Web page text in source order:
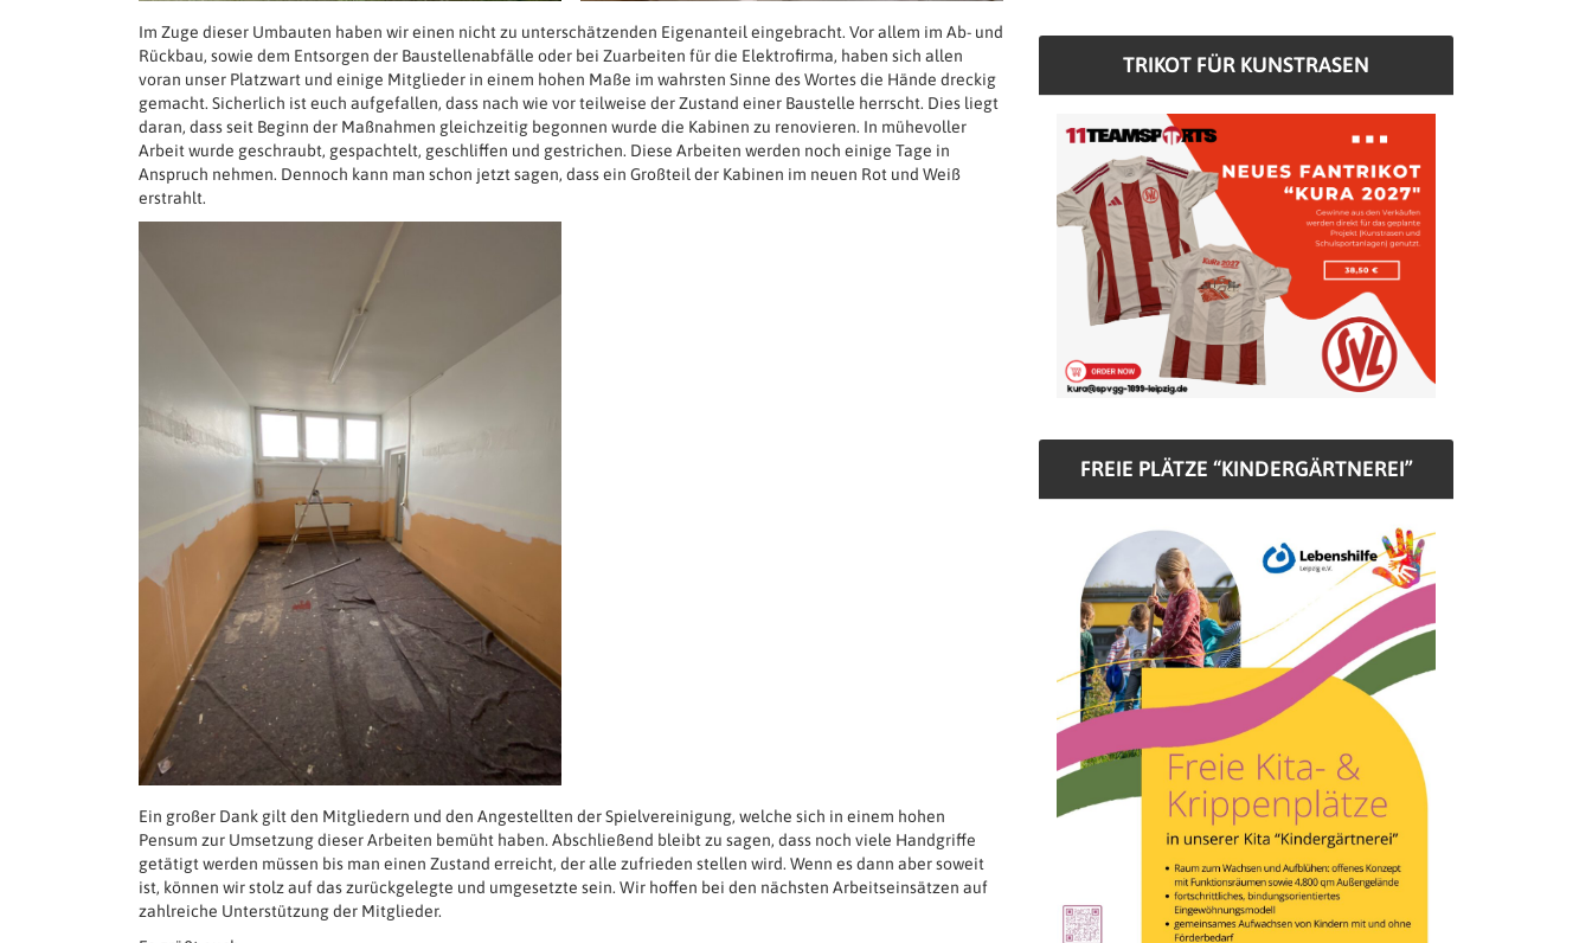
Im Zuge dieser Umbauten haben wir einen nicht zu unterschätzenden Eigenanteil eingebracht. Vor allem im Ab- und
Rückbau, sowie dem Entsorgen der Baustellenabfälle oder bei Zuarbeiten für die Elektrofirma, haben sich allen
voran unser Platzwart und einige Mitglieder in einem hohen Maße im wahrsten Sinne des Wortes die Hände dreckig
gemacht. Sicherlich ist euch aufgefallen, dass nach wie vor teilweise der Zustand einer Baustelle herrscht. Dies liegt
daran, dass seit Beginn der Maßnahmen gleichzeitig begonnen wurde die Kabinen zu renovieren. In mühevoller
Arbeit wurde geschraubt, gespachtelt, geschliffen und gestrichen. Diese Arbeiten werden noch einige Tage in
Anspruch nehmen. Dennoch kann man schon jetzt sagen, dass ein Großteil der Kabinen im neuen Rot und Weiß
erstrahlt.
Ein großer Dank gilt den Mitgliedern und den Angestellten der Spielvereinigung, welche sich in einem hohen
Pensum zur Umsetzung dieser Arbeiten bemüht haben. Abschließend bleibt zu sagen, dass noch viele Handgriffe
getätigt werden müssen bis man einen Zustand erreicht, der alle zufrieden stellen wird. Wenn es dann aber soweit
ist, können wir stolz auf das zurückgelegte und umgesetzte sein. Wir hoffen bei den nächsten Arbeitseinsätzen auf
zahlreiche Unterstützung der Mitglieder.
TRIKOT FÜR KUNSTRASEN
FREIE PLÄTZE “KINDERGÄRTNEREI”